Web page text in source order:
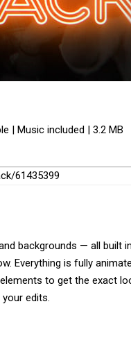
| Music included | 3.2 MB
61435399
backgrounds — all built
Everything is fully
to get the exact
edits.